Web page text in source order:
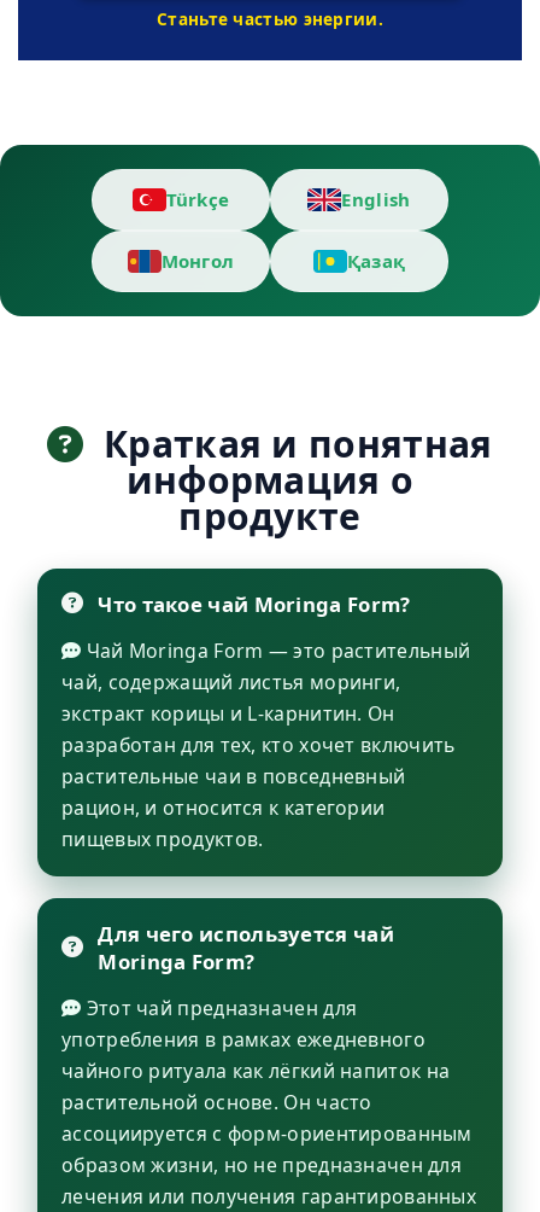
Станьте частью энергии.
Türkçe English
Монгол Қазақ
Краткая и понятная
информация о
продукте
Что такое чай Moringa Form?
Чай Moringa Form — это растительный
чай, содержащий листья моринги,
экстракт корицы и L-карнитин. Он
разработан для тех, кто хочет включить
растительные чаи в повседневный
рацион, и относится к категории
пищевых продуктов.
Для чего используется чай
Moringa Form?
Этот чай предназначен для
употребления в рамках ежедневного
чайного ритуала как лёгкий напиток на
растительной основе. Он часто
ассоциируется с форм-ориентированным
образом жизни, но не предназначен для
лечения или получения гарантированных